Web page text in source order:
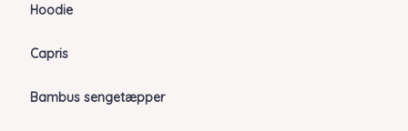
Hoodie
Capris
Bambus sengetæpper